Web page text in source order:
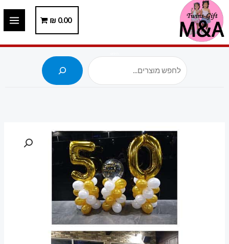
דילוג
לתוכן
0.00
₪